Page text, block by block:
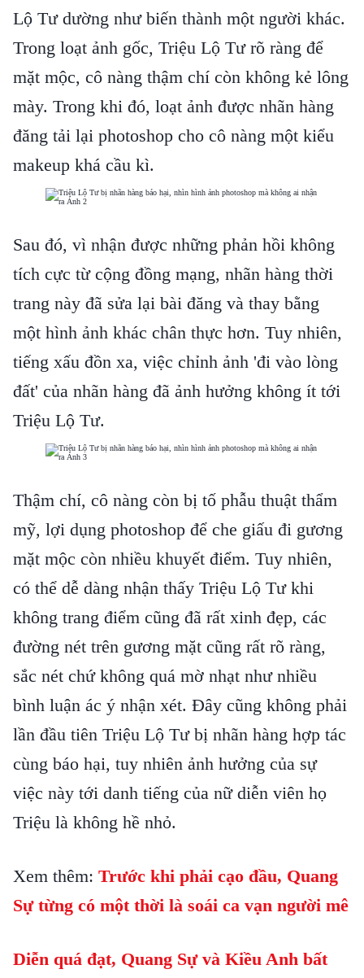
Lộ Tư dường như biến thành một người khác.
Trong loạt ảnh gốc, Triệu Lộ Tư rõ ràng để
mặt mộc, cô nàng thậm chí còn không kẻ lông
mày. Trong khi đó, loạt ảnh được nhãn hàng
đăng tải lại photoshop cho cô nàng một kiểu
makeup khá cầu kì.
Sau đó, vì nhận được những phản hồi không
tích cực từ cộng đồng mạng, nhãn hàng thời
trang này đã sửa lại bài đăng và thay bằng
một hình ảnh khác chân thực hơn. Tuy nhiên,
tiếng xấu đồn xa, việc chỉnh ảnh 'đi vào lòng
đất' của nhãn hàng đã ảnh hưởng không ít tới
Triệu Lộ Tư.
Thậm chí, cô nàng còn bị tố phẫu thuật thẩm
mỹ, lợi dụng photoshop để che giấu đi gương
mặt mộc còn nhiều khuyết điểm. Tuy nhiên,
có thể dễ dàng nhận thấy Triệu Lộ Tư khi
không trang điểm cũng đã rất xinh đẹp, các
đường nét trên gương mặt cũng rất rõ ràng,
sắc nét chứ không quá mờ nhạt như nhiều
bình luận ác ý nhận xét. Đây cũng không phải
lần đầu tiên Triệu Lộ Tư bị nhãn hàng hợp tác
cùng báo hại, tuy nhiên ảnh hưởng của sự
việc này tới danh tiếng của nữ diễn viên họ
Triệu là không hề nhỏ.
Xem thêm: Trước khi phải cạo đầu, Quang
Sự từng có một thời là soái ca vạn người mê
Diễn quá đạt, Quang Sự và Kiều Anh bất